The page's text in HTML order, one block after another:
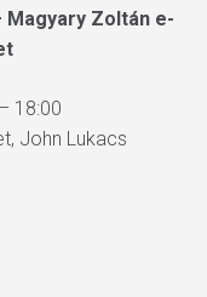
Magyary Zoltán e-
18:00
John Lukacs